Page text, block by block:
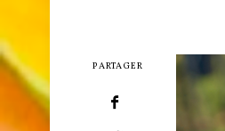
PARTAGER